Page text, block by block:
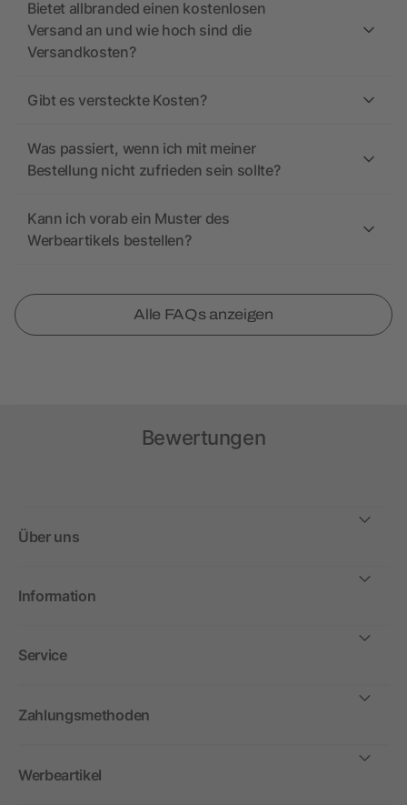
Bietet allbranded einen kostenlosen
Versand an und wie hoch sind die
Versandkosten?
Gibt es versteckte Kosten?
Was passiert, wenn ich mit meiner
Bestellung nicht zufrieden sein sollte?
Kann ich vorab ein Muster des
Werbeartikels bestellen?
Alle FAQs anzeigen
Bewertungen
Über uns
Information
Service
Zahlungsmethoden
Werbeartikel